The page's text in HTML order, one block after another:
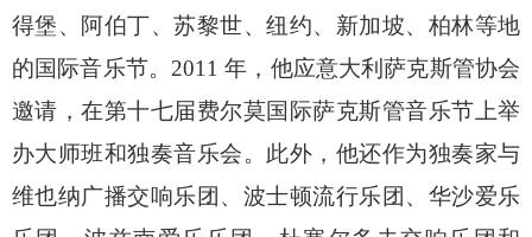
得堡、阿伯丁、苏黎世、纽约、新加坡、柏林等地
的国际音乐节。 2011 年，他应意大利萨克斯管协会
邀请，在第十七届费尔莫国际萨克斯管音乐节上举
办大师班和独奏音乐会。此外，他还作为独奏家与
维也纳广播交响乐团、波士顿流行乐团、华沙爱乐